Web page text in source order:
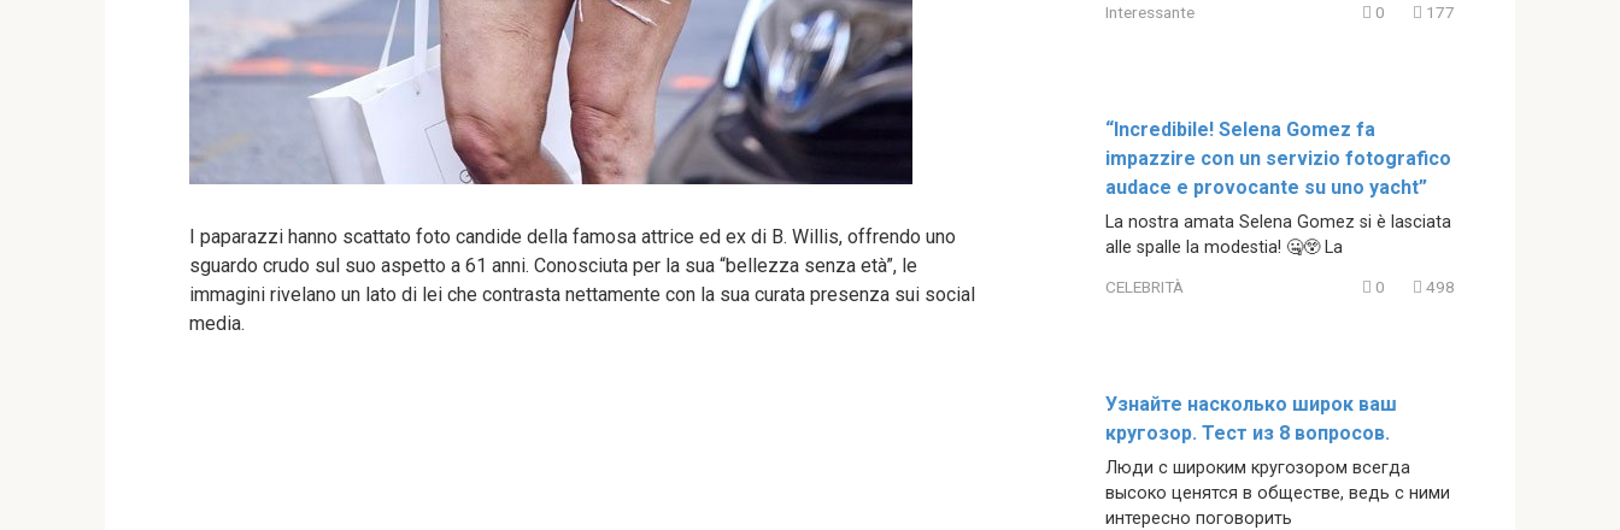
I paparazzi hanno scattato foto candide della famosa attrice ed ex di B. Willis, offrendo uno
sguardo crudo sul suo aspetto a 61 anni. Conosciuta per la sua “bellezza senza età”, le
immagini rivelano un lato di lei che contrasta nettamente con la sua curata presenza sui social
media.
Interessante 0 177
“Incredibile! Selena Gomez fa
impazzire con un servizio fotografico
audace e provocante su uno yacht”
La nostra amata Selena Gomez si è lasciata
alle spalle la modestia! 🤐😲 La
CELEBRITÀ 0 498
Узнайте насколько широк ваш
кругозор. Тест из 8 вопросов.
Люди с широким кругозором всегда
высоко ценятся в обществе, ведь с ними
интересно поговорить